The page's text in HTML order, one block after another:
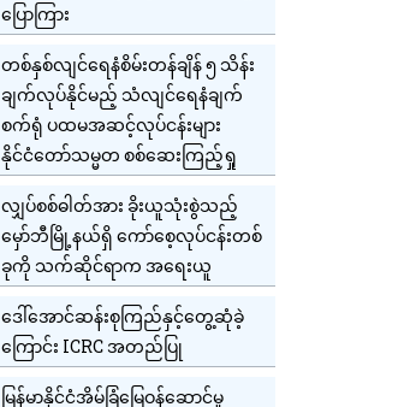
ပြောကြား
တစ်နှစ်လျင်ရေနံစိမ်းတန်ချိန် ၅ သိန်း
ချက်လုပ်နိုင်မည့် သံလျင်ရေနံချက်
စက်ရုံ ပထမအဆင့်လုပ်ငန်းများ
နိုင်ငံတော်သမ္မတ စစ်ဆေးကြည့်ရှု
လျှပ်စစ်ဓါတ်အား ခိုးယူသုံးစွဲသည့်
မှော်ဘီမြို့နယ်ရှိ ကော်စေ့လုပ်ငန်းတစ်
ခုကို သက်ဆိုင်ရာက အရေးယူ
ဒေါ်အောင်ဆန်းစုကြည်နှင့်တွေ့ဆုံခဲ့
ကြောင်း ICRC အတည်ပြု
မြန်မာနိုင်ငံအိမ်ခြံမြေဝန်ဆောင်မှု